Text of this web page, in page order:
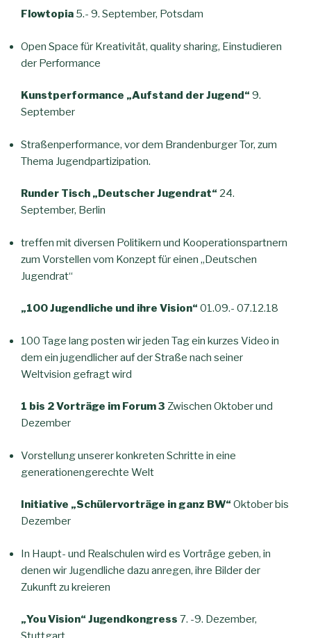
Flowtopia 5.- 9. September, Potsdam
Open Space für Kreativität, quality sharing, Einstudieren
der Performance
Kunstperformance „Aufstand der Jugend“ 9.
September
Straßenperformance, vor dem Brandenburger Tor, zum
Thema Jugendpartizipation.
Runder Tisch „Deutscher Jugendrat“ 24.
September, Berlin
treffen mit diversen Politikern und Kooperationspartnern
zum Vorstellen vom Konzept für einen „Deutschen
Jugendrat“
„100 Jugendliche und ihre Vision“ 01.09.- 07.12.18
100 Tage lang posten wir jeden Tag ein kurzes Video in
dem ein jugendlicher auf der Straße nach seiner
Weltvision gefragt wird
1 bis 2 Vorträge im Forum 3 Zwischen Oktober und
Dezember
Vorstellung unserer konkreten Schritte in eine
generationengerechte Welt
Initiative „Schülervorträge in ganz BW“ Oktober bis
Dezember
In Haupt- und Realschulen wird es Vorträge geben, in
denen wir Jugendliche dazu anregen, ihre Bilder der
Zukunft zu kreieren
„You Vision“ Jugendkongress 7. -9. Dezember,